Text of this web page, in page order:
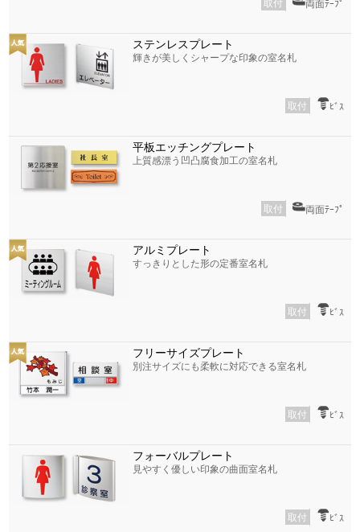
取付 両面ﾃｰﾌﾟ
ステンレスプレート
輝きが美しくシャープな印象の室名札
取付 ﾋﾞｽ
平板エッチングプレート
上質感漂う凹凸腐食加工の室名札
取付 両面ﾃｰﾌﾟ
アルミプレート
すっきりとした形の定番室名札
取付 ﾋﾞｽ
フリーサイズプレート
別注サイズにも柔軟に対応できる室名札
取付 ﾋﾞｽ
フォーバルプレート
見やすく優しい印象の曲面室名札
取付 ﾋﾞｽ